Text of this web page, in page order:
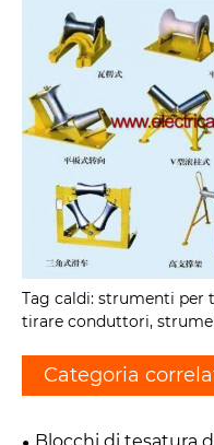
Tag caldi: strumenti per
tirare conduttori,
Categoria